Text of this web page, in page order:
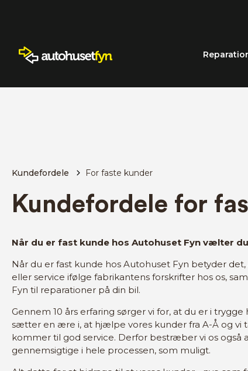
Kundefordele For faste kunder
Kundefordele for
Når du er fast kunde hos Autohuset Fyn vælter
Når du er fast kunde hos Autohuset Fyn betyder
eller service ifølge fabrikantens forskrifter hos os,
Fyn til reparationer på din bil.
Gennem 10 års erfaring sørger vi for, at du er i
sætter en ære i, at hjælpe vores kunder fra A-Å og vi
kommer til god service. Derfor bestræber vi os også
gennemsigtige i hele processen, som muligt.